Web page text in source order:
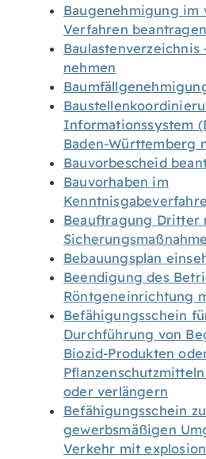
Baugenehmigung im
Verfahren beantragen
Baulastenverzeichnis
nehmen
Informationssystem
Baden-Württemberg
Bauvorbescheid
Bauvorhaben im
Beauftragung Dritter
Bebauungsplan
Beendigung des
Röntgeneinrichtung
Befähigungsschein
Durchführung von
Biozid-Produkten
oder verlängern
Befähigungsschein
gewerbsmäßigen
Verkehr mit